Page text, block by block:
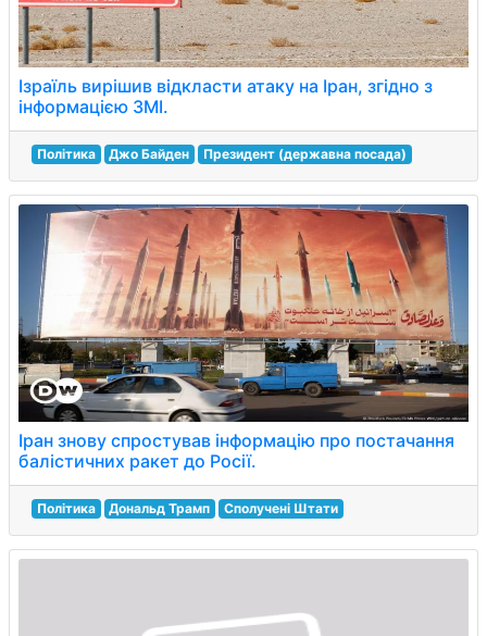
Ізраїль вирішив відкласти атаку на Іран, згідно з
інформацією ЗМІ.
Політика Джо Байден Президент (державна посада)
Іран знову спростував інформацію про постачання
балістичних ракет до Росії.
Політика Дональд Трамп Сполучені Штати